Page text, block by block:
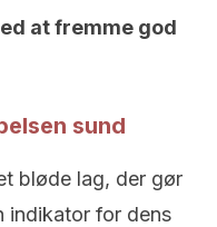
at fremme god
sund
bløde lag, der gør
indikator for dens